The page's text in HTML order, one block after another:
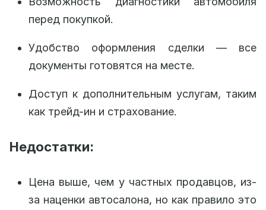
перед покупкой.
Удобство оформления сделки — все
документы готовятся на месте.
Доступ к дополнительным услугам, таким
как трейд-ин и страхование.
Недостатки:
Цена выше, чем у частных продавцов, из-
за наценки автосалона, но как правило это